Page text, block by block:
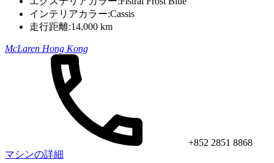
インテリアカラー:Cassis
走行距離:14,000 km
McLaren Hong Kong
+852 2851 8868
マシンの詳細